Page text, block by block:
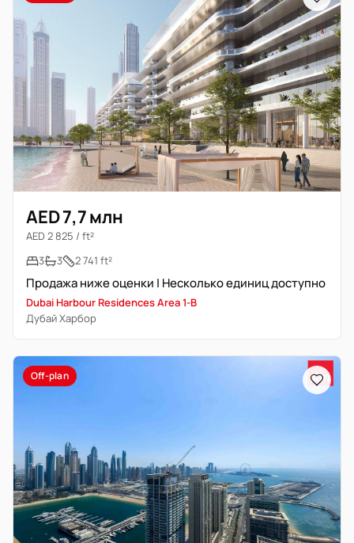
AED 7,7 млн
AED 2 825 / ft²
3
3 2 741 ft²
Продажа ниже оценки | Несколько единиц доступно
Dubai Harbour Residences Area 1-B
Дубай Харбор
Off-plan